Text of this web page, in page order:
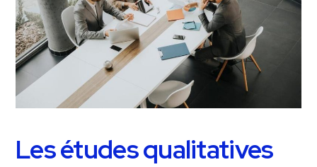
Les études qualitatives